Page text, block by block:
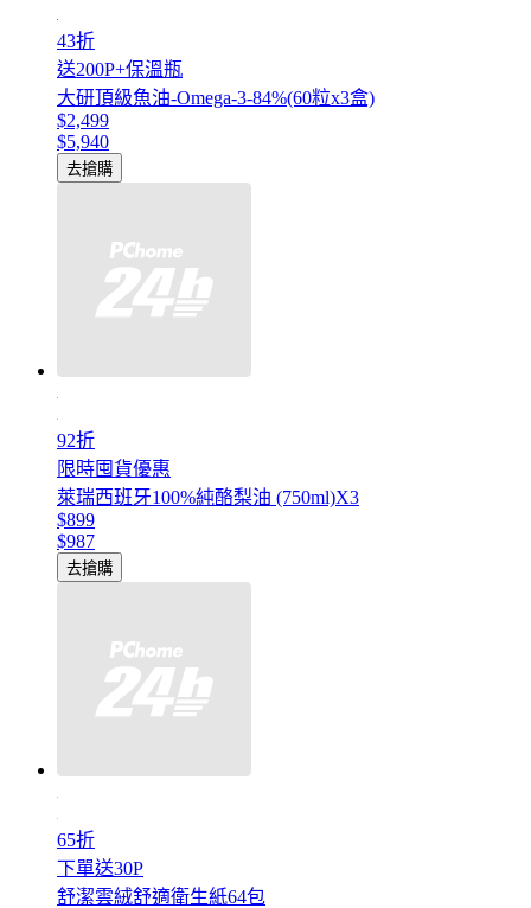
43折
送200P+保溫瓶
大研頂級魚油-Omega-3-84%(60粒x3盒)
$2,499
$5,940
去搶購
92折
限時囤貨優惠
萊瑞西班牙100%純酪梨油 (750ml)X3
$899
$987
去搶購
65折
下單送30P
舒潔雲絨舒適衛生紙64包